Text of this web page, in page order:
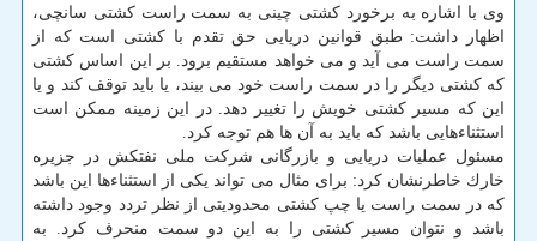
وی با اشاره به برخورد كشتی چینی به سمت راست كشتی سانچی،
اظهار داشت: طبق قوانین دریایی حق تقدم با كشتی است كه از
سمت راست می آید و می خواهد مستقیم برود. بر این اساس كشتی
كه كشتی دیگر را در سمت راست خود می بیند، یا باید توقف كند و یا
این كه مسیر كشتی خویش را تغییر دهد. در این زمینه ممكن است
استثناءهایی باشد كه باید به آن ها هم توجه كرد.
مسئول عملیات دریایی و بازرگانی شركت ملی نفتكش در جزیره
خارك خاطرنشان كرد: برای مثال می تواند یكی از استثناءها این باشد
كه در سمت راست یا چپ كشتی محدودیتی از نظر تردد وجود داشته
باشد و نتوان مسیر كشتی را به این دو سمت منحرف كرد. به